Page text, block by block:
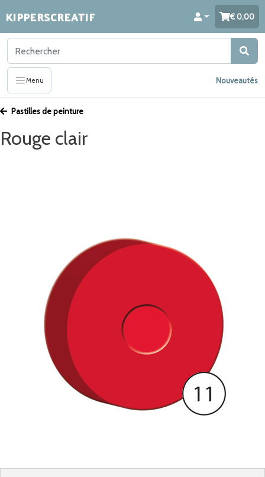
KIPPERSCREATIF 0,00
Menu Nouveautés
Pastilles de peinture
Rouge clair